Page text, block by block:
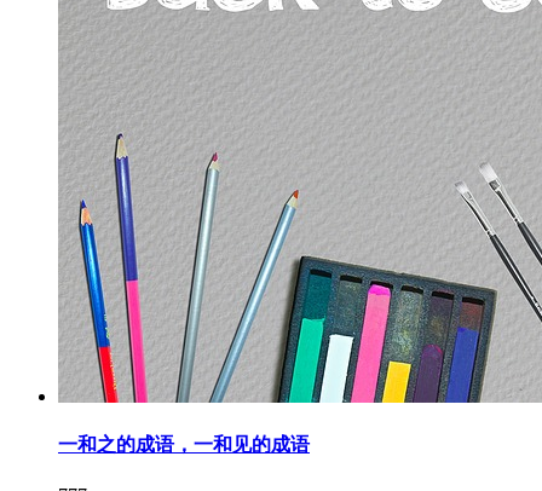
一和之的成语，一和见的成语